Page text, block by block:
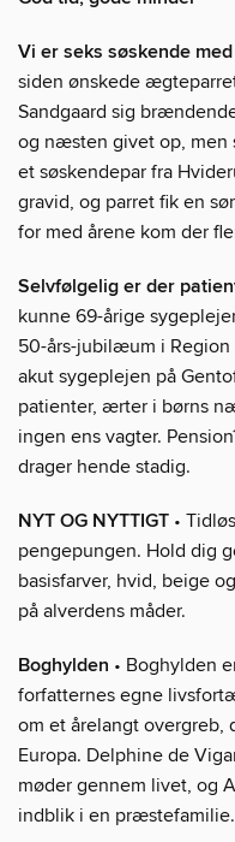
Vi er seks søskende
siden ønskede
Sandgaard sig
og næsten givet op, men
et søskendepar fra
gravid, og parret fik en
for med årene kom der
Selvfølgelig er der
kunne 69-årige
50-års-jubilæum i Region
akut sygeplejen på
patienter, ærter i børns
ingen ens vagter.
drager hende stadig.
NYT OG NYTTIGT •
pengepungen. Hold dig
basisfarver, hvid, beige
på alverdens måder.
Boghylden • Boghylden
forfatternes egne
om et årelangt overgreb,
Europa. Delphine de
møder gennem livet, og
indblik i en præstefamilie.